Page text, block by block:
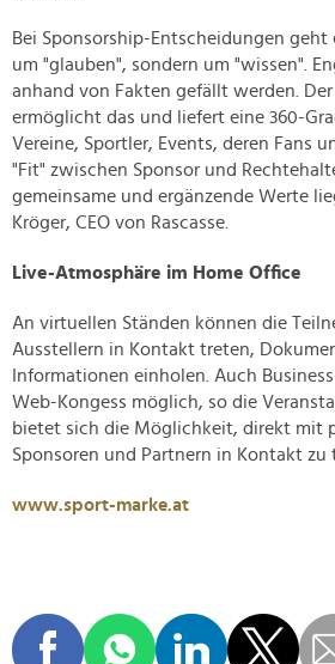
Bei Sponsorship-Entscheidungen geht
um "glauben", sondern um "wissen".
anhand von Fakten gefällt werden.
ermöglicht das und liefert eine 360-
Vereine, Sportler, Events, deren Fans
"Fit" zwischen Sponsor und
gemeinsame und ergänzende Werte
Kröger, CEO von Rascasse.
Live-Atmosphäre im Home Office
An virtuellen Ständen können die
Ausstellern in Kontakt treten,
Informationen einholen. Auch
Web-Kongess möglich, so die
bietet sich die Möglichkeit, direkt mit
Sponsoren und Partnern in Kontakt zu
www.sport-marke.at